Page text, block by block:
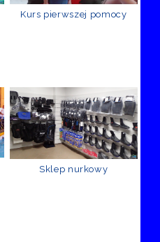
Kurs pierwszej pomocy
Sklep nurkowy